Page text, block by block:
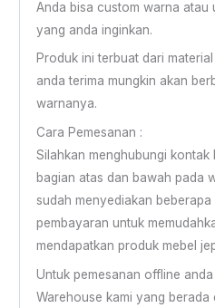
Anda bisa custom warna atau
yang anda inginkan.
Produk ini terbuat dari
anda terima mungkin akan
warnanya.
Cara Pemesanan :
Silahkan menghubungi
bagian atas dan bawah pada
sudah menyediakan
pembayaran untuk
mendapatkan produk mebel
Untuk pemesanan offline
Warehouse kami yang berada